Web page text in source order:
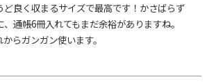
製（京都秀和がま口製作所）
トカード
場合、システムの都合上、商品発送前に請求させて
ど良く収まるサイズで最高です！かさばらず
通帳6冊入れてもまだ余裕がありますね。
らガンガン使います。